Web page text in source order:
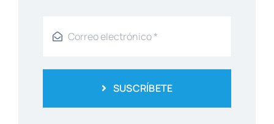
Ya está disponible la nueva
edición de Tendencias Diseño